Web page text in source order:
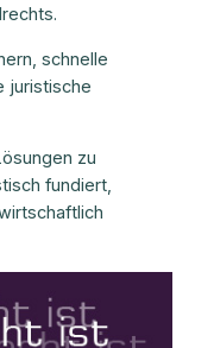
schnelle
juristische
zu
fundiert,